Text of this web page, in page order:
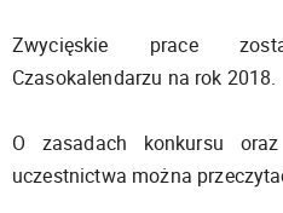
Zwycięskie prace
Czasokalendarzu na rok 2018.
O zasadach konkursu oraz
uczestnictwa można